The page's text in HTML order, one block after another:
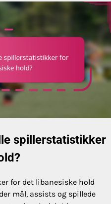
spillerstatistikker
for det libanesiske hold
mål, assists og spillede